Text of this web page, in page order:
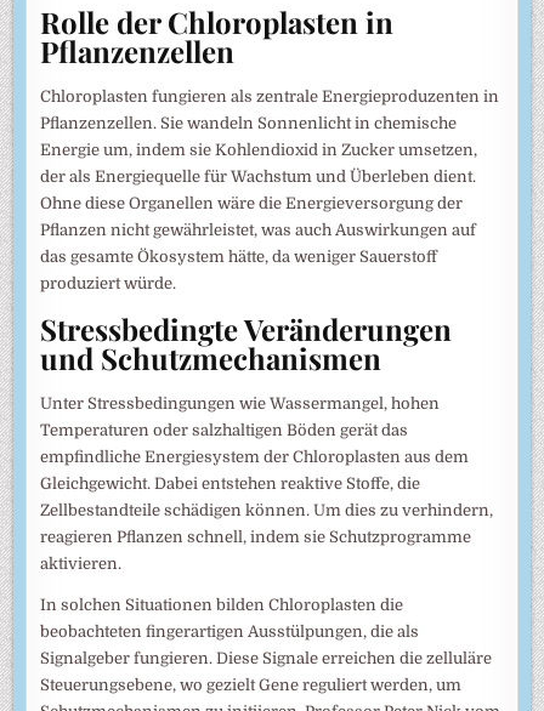
Rolle der Chloroplasten in
Pflanzenzellen
Chloroplasten fungieren als zentrale Energieproduzenten in
Pflanzenzellen. Sie wandeln Sonnenlicht in chemische
Energie um, indem sie Kohlendioxid in Zucker umsetzen,
der als Energiequelle für Wachstum und Überleben dient.
Ohne diese Organellen wäre die Energieversorgung der
Pflanzen nicht gewährleistet, was auch Auswirkungen auf
das gesamte Ökosystem hätte, da weniger Sauerstoff
produziert würde.
Stressbedingte Veränderungen
und Schutzmechanismen
Unter Stressbedingungen wie Wassermangel, hohen
Temperaturen oder salzhaltigen Böden gerät das
empfindliche Energiesystem der Chloroplasten aus dem
Gleichgewicht. Dabei entstehen reaktive Stoffe, die
Zellbestandteile schädigen können. Um dies zu verhindern,
reagieren Pflanzen schnell, indem sie Schutzprogramme
aktivieren.
In solchen Situationen bilden Chloroplasten die
beobachteten fingerartigen Ausstülpungen, die als
Signalgeber fungieren. Diese Signale erreichen die zelluläre
Steuerungsebene, wo gezielt Gene reguliert werden, um